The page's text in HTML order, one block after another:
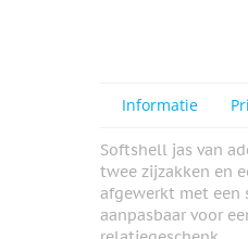
View larger
View larger
Informatie
Softshell jas van
twee zijzakken en
afgewerkt met een
aanpasbaar voor